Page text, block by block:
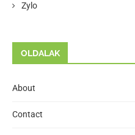
Zylo
OLDALAK
About
Contact